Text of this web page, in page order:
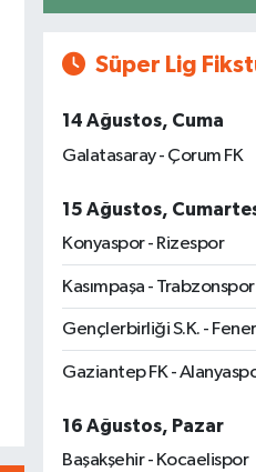
Süper Lig
14 Ağustos, Cuma
Galatasaray - Çorum FK
15 Ağustos,
Konyaspor - Rizespor
Kasımpaşa - Trabzonspor
Gençlerbirliği S.K. -
Gaziantep FK -
16 Ağustos, Pazar
Başakşehir - Kocaelispor